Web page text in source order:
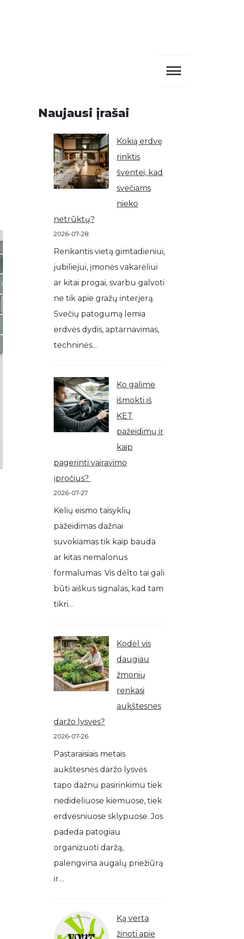
Naujausi įrašai
Kokią erdvę
rinktis
šventei, kad
svečiams
nieko
netrūktų?
2026-07-28
Renkantis vietą gimtadieniui,
jubiliejui, įmonės vakarėliui
ar kitai progai, svarbu galvoti
ne tik apie gražų interjerą.
Svečių patogumą lemia
erdvės dydis, aptarnavimas,
techninės…
Ko galime
išmokti iš
KET
pažeidimų ir
kaip
pagerinti vairavimo
įpročius?
2026-07-27
Kelių eismo taisyklių
pažeidimas dažnai
suvokiamas tik kaip bauda
ar kitas nemalonus
formalumas. Vis dėlto tai gali
būti aiškus signalas, kad tam
tikri…
Kodėl vis
daugiau
žmonių
renkasi
aukštesnes
daržo lysves?
2026-07-26
Pastaraisiais metais
aukštesnės daržo lysvės
tapo dažnu pasirinkimu tiek
nedideliuose kiemuose, tiek
erdvesniuose sklypuose. Jos
padeda patogiau
organizuoti daržą,
palengvina augalų priežiūrą
ir…
Ką verta
žinoti apie